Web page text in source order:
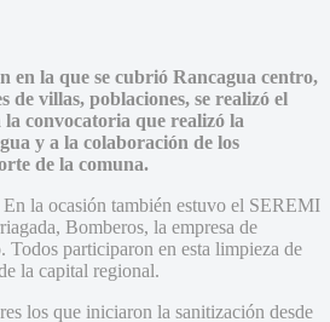
en la que se cubrió Rancagua centro,
de villas, poblaciones, se realizó el
la convocatoria que realizó la
y a la colaboración de los
de la comuna.
En la ocasión también estuvo el SEREMI
Bomberos, la empresa de
Todos participaron en esta limpieza de
la capital regional.
los que iniciaron la sanitización desde